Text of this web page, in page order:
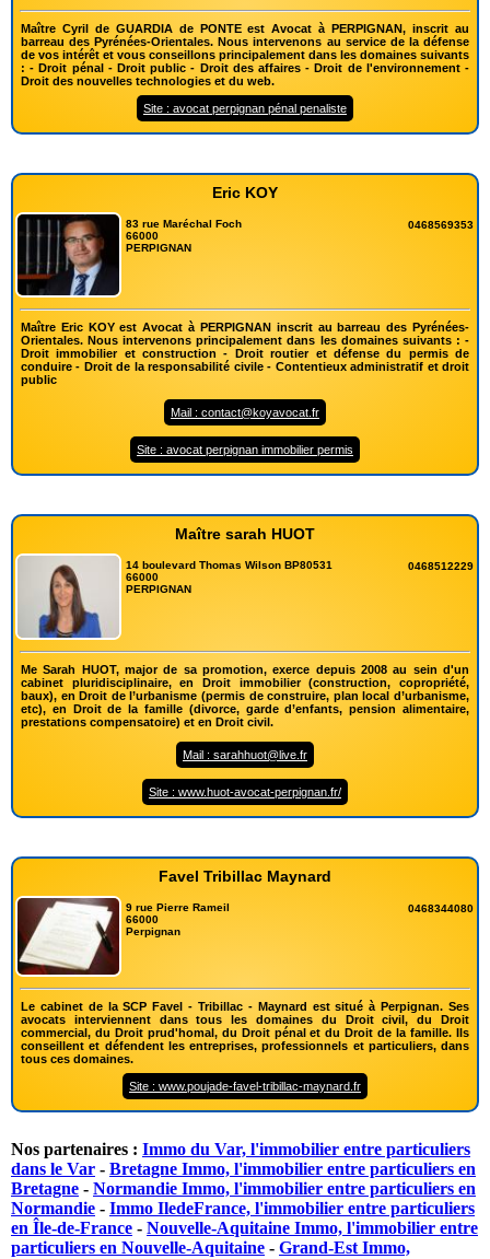
Maître Cyril de GUARDIA de PONTE est Avocat à PERPIGNAN, inscrit au
barreau des Pyrénées-Orientales. Nous intervenons au service de la défense
de vos intérêt et vous conseillons principalement dans les domaines suivants
: - Droit pénal - Droit public - Droit des affaires - Droit de l'environnement -
Droit des nouvelles technologies et du web.
Site : avocat perpignan pénal penaliste
Eric KOY
83 rue Maréchal Foch
66000
PERPIGNAN
0468569353
Maître Eric KOY est Avocat à PERPIGNAN inscrit au barreau des Pyrénées-
Orientales. Nous intervenons principalement dans les domaines suivants : -
Droit immobilier et construction - Droit routier et défense du permis de
conduire - Droit de la responsabilité civile - Contentieux administratif et droit
public
Mail : contact@koyavocat.fr
Site : avocat perpignan immobilier permis
Maître sarah HUOT
14 boulevard Thomas Wilson BP80531
66000
PERPIGNAN
0468512229
Me Sarah HUOT, major de sa promotion, exerce depuis 2008 au sein d'un
cabinet pluridisciplinaire, en Droit immobilier (construction, copropriété,
baux), en Droit de l’urbanisme (permis de construire, plan local d’urbanisme,
etc), en Droit de la famille (divorce, garde d’enfants, pension alimentaire,
prestations compensatoire) et en Droit civil.
Mail : sarahhuot@live.fr
Site : www.huot-avocat-perpignan.fr/
Favel Tribillac Maynard
9 rue Pierre Rameil
66000
Perpignan
0468344080
Le cabinet de la SCP Favel - Tribillac - Maynard est situé à Perpignan. Ses
avocats interviennent dans tous les domaines du Droit civil, du Droit
commercial, du Droit prud'homal, du Droit pénal et du Droit de la famille. Ils
conseillent et défendent les entreprises, professionnels et particuliers, dans
tous ces domaines.
Site : www.poujade-favel-tribillac-maynard.fr
Nos partenaires : Immo du Var, l'immobilier entre particuliers
dans le Var - Bretagne Immo, l'immobilier entre particuliers en
Bretagne - Normandie Immo, l'immobilier entre particuliers en
Normandie - Immo IledeFrance, l'immobilier entre particuliers
en Île-de-France - Nouvelle-Aquitaine Immo, l'immobilier entre
particuliers en Nouvelle-Aquitaine - Grand-Est Immo,